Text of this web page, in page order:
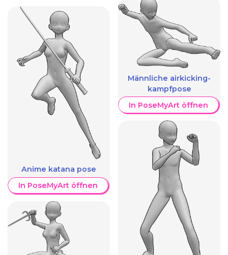
Anime katana pose
In PoseMyArt öffnen
Männliche airkicking-
kampfpose
In PoseMyArt öffnen